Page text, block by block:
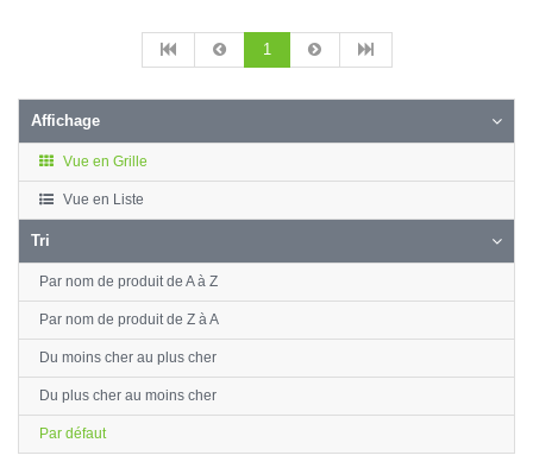
1
Affichage
Vue en Grille
Vue en Liste
Tri
Par nom de produit de A à Z
Par nom de produit de Z à A
Du moins cher au plus cher
Du plus cher au moins cher
Par défaut